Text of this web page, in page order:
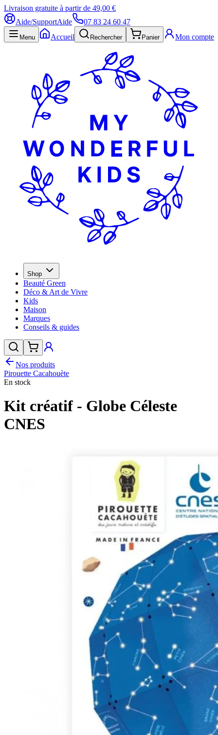
Livraison gratuite à partir de 49,00 €
Aide/SupportAide 07 83 24 60 47
Menu Accueil Rechercher Panier Mon compte
Shop
Beauté Green
Déco & Art de Vivre
Kids
Maison
Marques
Conseils & guides
Nos produits
Pirouette Cacahouète
En stock
Kit créatif - Globe Céleste
CNES